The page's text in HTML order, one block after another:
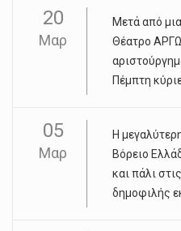
20
Μαρ
Μετά από
Θέατρο
Πέμπτη
05
Μαρ
Η
Βόρειο
και πάλι
δημοφιλής